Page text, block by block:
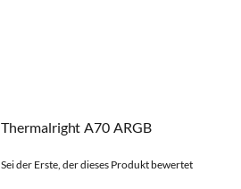
Thermalright A70 ARGB
Sei der Erste, der dieses Produkt bewertet